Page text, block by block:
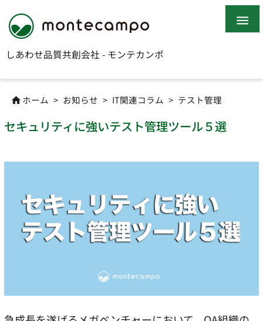
しあわせ品質共創会社 - モンテカンポ

 ホーム > お知らせ > IT関連コラム > テスト管理
セキュリティに強いテスト管理ツール５選